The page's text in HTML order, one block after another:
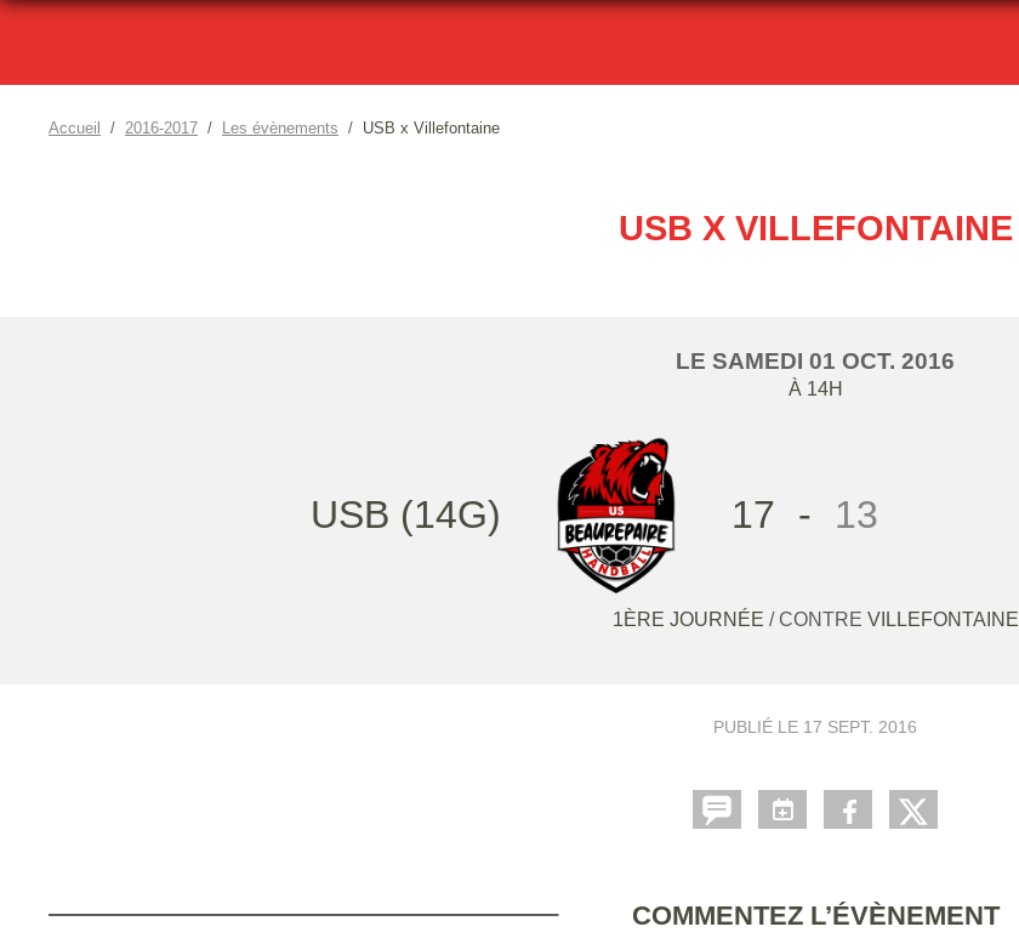
Accueil 2016-2017 Les évènements USB x Villefontaine
USB X VILLEFONTAINE
LE SAMEDI 01 OCT. 2016
À 14H
USB (14G) 17 - 13
1ÈRE JOURNÉE / CONTRE VILLEFONTAINE
PUBLIÉ LE 17 SEPT. 2016
COMMENTEZ L’ÉVÈNEMENT